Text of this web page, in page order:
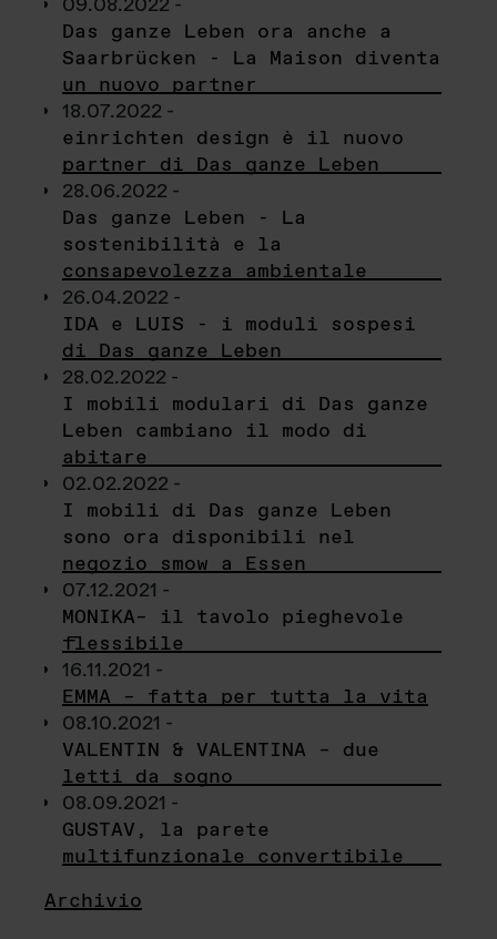
Das ganze Leben ora anche a
Saarbrücken - La Maison diventa
un nuovo partner
18.07.2022 -
einrichten design è il nuovo
partner di Das ganze Leben
28.06.2022 -
Das ganze Leben - La
sostenibilità e la
consapevolezza ambientale
26.04.2022 -
IDA e LUIS - i moduli sospesi
di Das ganze Leben
28.02.2022 -
I mobili modulari di Das ganze
Leben cambiano il modo di
abitare
02.02.2022 -
I mobili di Das ganze Leben
sono ora disponibili nel
negozio smow a Essen
07.12.2021 -
MONIKA– il tavolo pieghevole
flessibile
16.11.2021 -
EMMA – fatta per tutta la vita
08.10.2021 -
VALENTIN & VALENTINA – due
letti da sogno
08.09.2021 -
GUSTAV, la parete
multifunzionale convertibile
Archivio